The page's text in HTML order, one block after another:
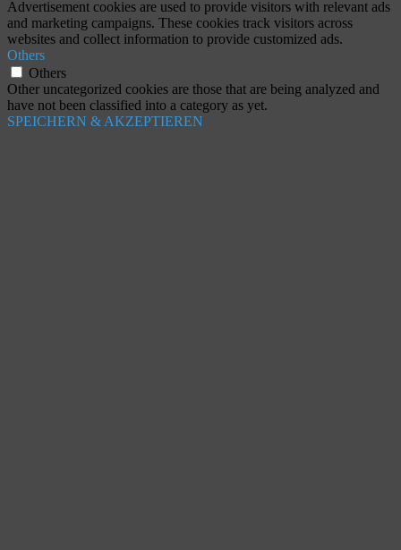
Advertisement cookies are used to provide visitors with relevant ads
and marketing campaigns. These cookies track visitors across
websites and collect information to provide customized ads.
Others
Others
Other uncategorized cookies are those that are being analyzed and
have not been classified into a category as yet.
SPEICHERN & AKZEPTIEREN